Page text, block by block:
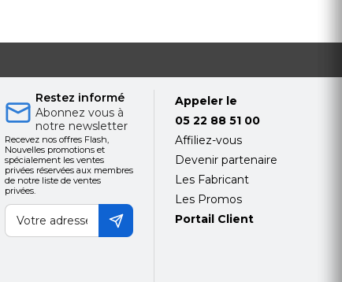
Restez informé
Abonnez vous à
notre newsletter
Recevez nos offres Flash,
Nouvelles promotions et
spécialement les ventes
privées réservées aux membres
de notre liste de ventes
privées.
Appeler le
05 22 88 51 00
Affiliez-vous
Devenir partenaire
Les Fabricant
Les Promos
Portail Client